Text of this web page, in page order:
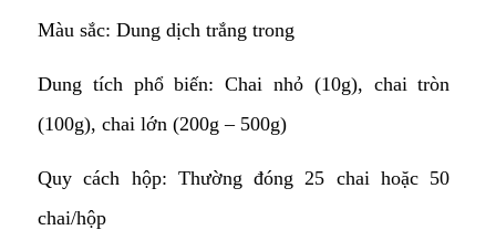
Màu sắc: Dung dịch trắng trong
Dung tích phổ biến: Chai nhỏ (10g), chai tròn
(100g), chai lớn (200g – 500g)
Quy cách hộp: Thường đóng 25 chai hoặc 50
chai/hộp